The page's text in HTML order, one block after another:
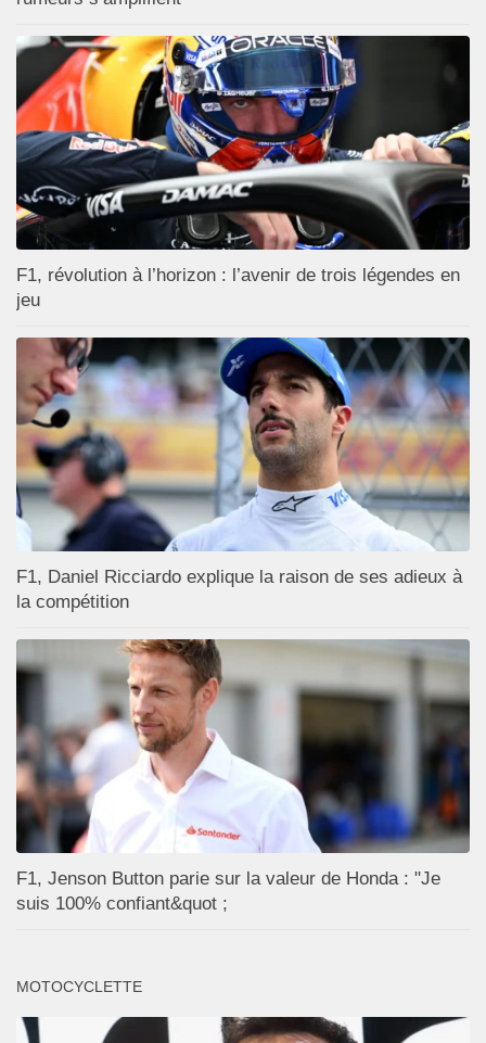
F1, révolution à l’horizon : l’avenir de trois légendes en
jeu
F1, Daniel Ricciardo explique la raison de ses adieux à
la compétition
F1, Jenson Button parie sur la valeur de Honda : "Je
suis 100% confiant&quot ;
MOTOCYCLETTE